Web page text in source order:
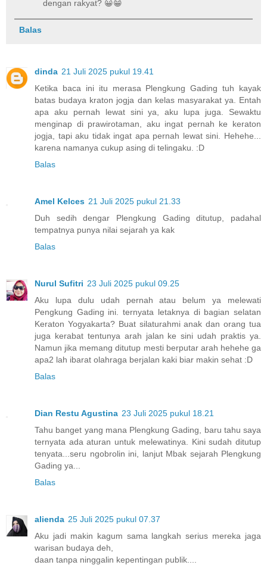
dengan rakyat? 😀😁
Balas
dinda 21 Juli 2025 pukul 19.41
Ketika baca ini itu merasa Plengkung Gading tuh kayak
batas budaya kraton jogja dan kelas masyarakat ya. Entah
apa aku pernah lewat sini ya, aku lupa juga. Sewaktu
menginap di prawirotaman, aku ingat pernah ke keraton
jogja, tapi aku tidak ingat apa pernah lewat sini. Hehehe...
karena namanya cukup asing di telingaku. :D
Balas
Amel Kelces 21 Juli 2025 pukul 21.33
Duh sedih dengar Plengkung Gading ditutup, padahal
tempatnya punya nilai sejarah ya kak
Balas
Nurul Sufitri 23 Juli 2025 pukul 09.25
Aku lupa dulu udah pernah atau belum ya melewati
Pengkung Gading ini. ternyata letaknya di bagian selatan
Keraton Yogyakarta? Buat silaturahmi anak dan orang tua
juga kerabat tentunya arah jalan ke sini udah praktis ya.
Namun jika memang ditutup mesti berputar arah hehehe ga
apa2 lah ibarat olahraga berjalan kaki biar makin sehat :D
Balas
Dian Restu Agustina 23 Juli 2025 pukul 18.21
Tahu banget yang mana Plengkung Gading, baru tahu saya
ternyata ada aturan untuk melewatinya. Kini sudah ditutup
tenyata...seru ngobrolin ini, lanjut Mbak sejarah Plengkung
Gading ya...
Balas
alienda 25 Juli 2025 pukul 07.37
Aku jadi makin kagum sama langkah serius mereka jaga
warisan budaya deh,
daan tanpa ninggalin kepentingan publik....